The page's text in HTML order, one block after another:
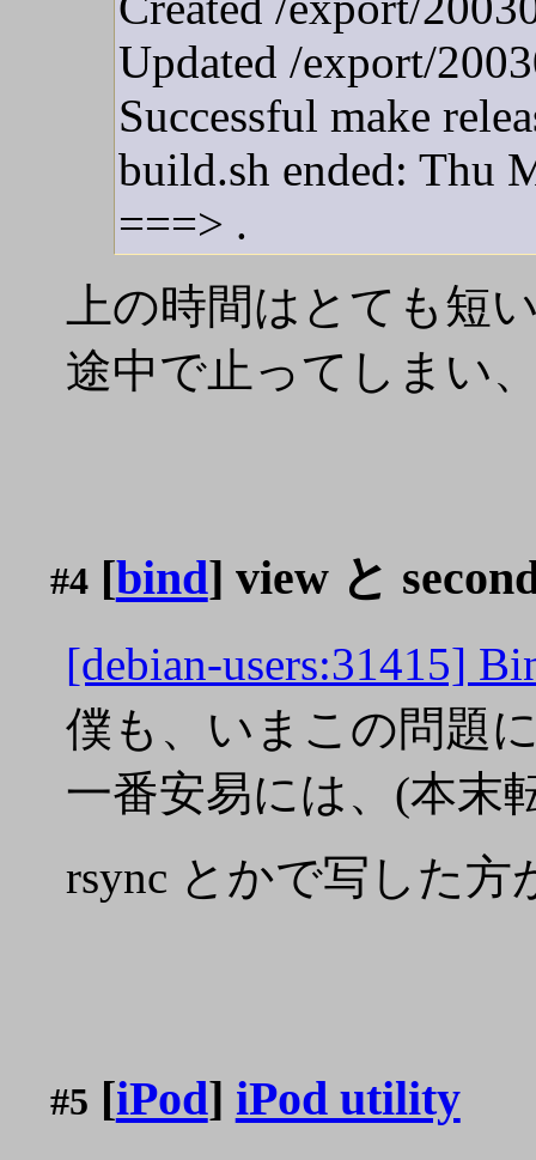
Updated /export/
Successful make
build.sh ended: Thu
===> .
上の時間はとても短
途中で止ってしまい
#4[bind] view と
[debian-users:31415]
僕も、いまこの問題
一番安易には、(本末
rsync とかで写した
#5 [iPod] iPod utility